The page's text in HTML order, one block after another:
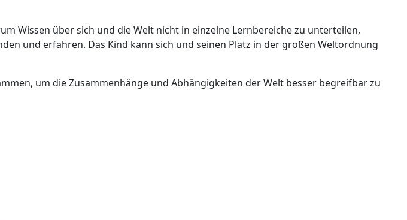
Wissen über sich und die Welt nicht in einzelne Lernbereiche zu unterteilen,
und erfahren. Das Kind kann sich und seinen Platz in der großen Weltordnung
um die Zusammenhänge und Abhängigkeiten der Welt besser begreifbar zu